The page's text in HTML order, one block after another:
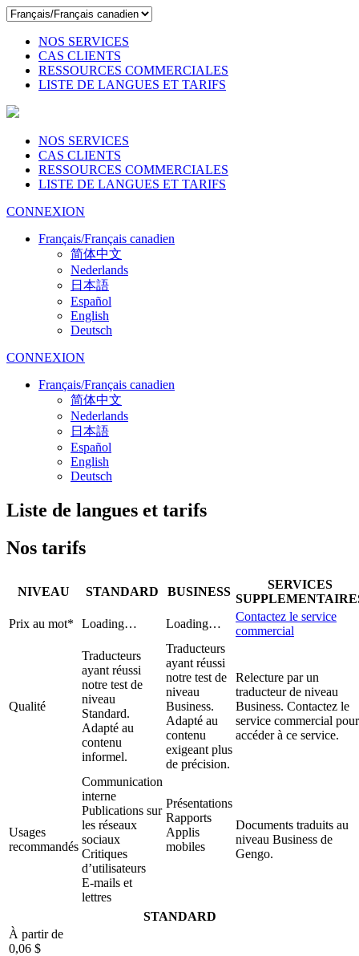
NOS SERVICES
CAS CLIENTS
RESSOURCES COMMERCIALES
LISTE DE LANGUES ET TARIFS
NOS SERVICES
CAS CLIENTS
RESSOURCES COMMERCIALES
LISTE DE LANGUES ET TARIFS
CONNEXION
Français/Français canadien
简体中文
Nederlands
日本語
Español
English
Deutsch
CONNEXION
Français/Français canadien
简体中文
Nederlands
日本語
Español
English
Deutsch
Liste de langues et tarifs
Nos tarifs
NIVEAU STANDARD BUSINESS
SERVICES
Prix au mot*
Loading… Loading…
Contactez le service
commercial
Qualité
Traducteurs
ayant réussi
notre test de
niveau
Standard.
Adapté au
contenu
informel.
Traducteurs
ayant réussi
notre test de
niveau
Business.
Adapté au
contenu
exigeant plus
de précision.
Relecture par un
traducteur de niveau
Business. Contactez le
service commercial pour
accéder à ce service.
Usages
recommandés
Communication
interne
Publications sur
les réseaux
sociaux
Critiques
d’utilisateurs
E-mails et
lettres
Présentations
Rapports
Applis
mobiles
Documents traduits au
niveau Business de
Gengo.
STANDARD
À partir de
0,06 $